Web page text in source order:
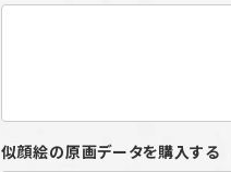
似顔絵の原画データを購入する